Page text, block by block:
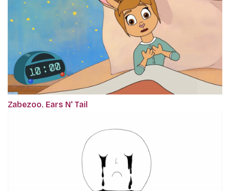
Zabezoo. Ears N' Tail